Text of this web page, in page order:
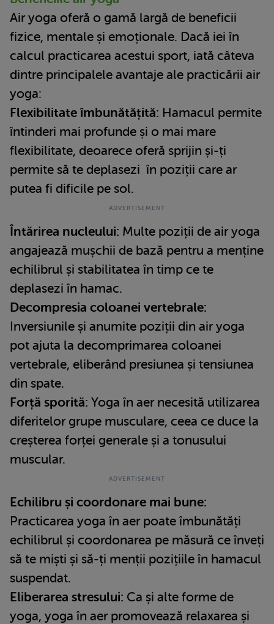
Air yoga oferă o gamă largă de beneficii
fizice, mentale și emoționale. Dacă iei în
calcul practicarea acestui sport, iată câteva
dintre principalele avantaje ale practicării air
yoga:
Flexibilitate îmbunătățită: Hamacul permite
întinderi mai profunde și o mai mare
flexibilitate, deoarece oferă sprijin și-ți
permite să te deplasezi în poziții care ar
putea fi dificile pe sol.
Întărirea nucleului: Multe poziții de air yoga
angajează mușchii de bază pentru a menține
echilibrul și stabilitatea în timp ce te
deplasezi în hamac.
Decompresia coloanei vertebrale:
Inversiunile și anumite poziții din air yoga
pot ajuta la decomprimarea coloanei
vertebrale, eliberând presiunea și tensiunea
din spate.
Forță sporită: Yoga în aer necesită utilizarea
diferitelor grupe musculare, ceea ce duce la
creșterea forței generale și a tonusului
muscular.
Echilibru și coordonare mai bune:
Practicarea yoga în aer poate îmbunătăți
echilibrul și coordonarea pe măsură ce înveți
să te miști și să-ți menții pozițiile în hamacul
suspendat.
Eliberarea stresului: Ca și alte forme de
yoga, yoga în aer promovează relaxarea și